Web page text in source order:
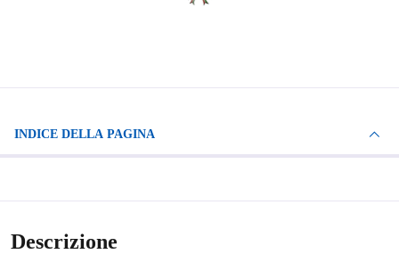
INDICE DELLA PAGINA
Descrizione